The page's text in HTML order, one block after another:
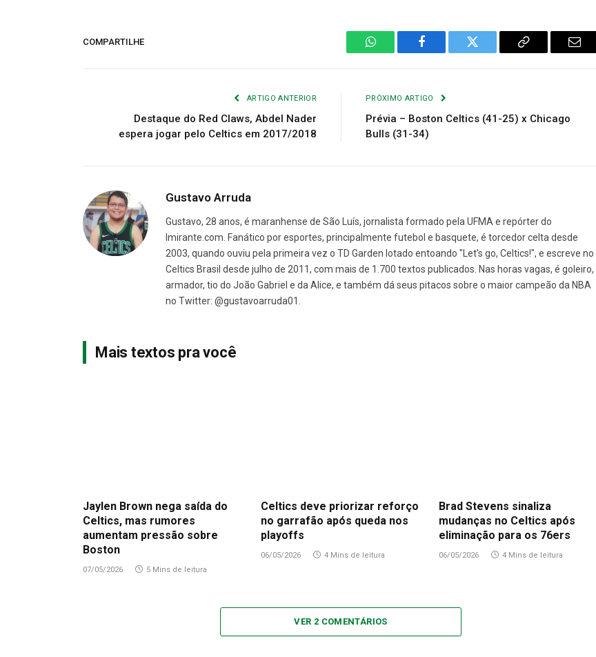
COMPARTILHE
WhatsAppFacebook Twitter
Copiar
E-
ARTIGO ANTERIOR
Destaque do Red Claws, Abdel Nader
espera jogar pelo Celtics em 2017/2018
PRÓXIMO ARTIGO
Prévia – Boston Celtics (41-25) x Chicago
Bulls (31-34)
Gustavo Arruda
Gustavo, 28 anos, é maranhense de São Luís, jornalista formado pela UFMA e repórter do
Imirante.com. Fanático por esportes, principalmente futebol e basquete, é torcedor celta desde
2003, quando ouviu pela primeira vez o TD Garden lotado entoando "Let's go, Celtics!", e escreve no
Celtics Brasil desde julho de 2011, com mais de 1.700 textos publicados. Nas horas vagas, é goleiro,
armador, tio do João Gabriel e da Alice, e também dá seus pitacos sobre o maior campeão da NBA
no Twitter: @gustavoarruda01.
Mais textos pra você
Jaylen Brown nega saída do
Celtics, mas rumores
aumentam pressão sobre
Boston
07/05/2026 5 Mins de leitura
Celtics deve priorizar reforço
no garrafão após queda nos
playoffs
06/05/2026 4 Mins de leitura
Brad Stevens sinaliza
mudanças no Celtics após
eliminação para os 76ers
06/05/2026 4 Mins de leitura
VER 2 COMENTÁRIOS